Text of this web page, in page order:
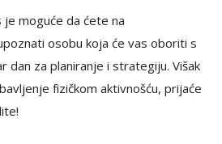
je moguće da ćete na
osobu koja će vas oboriti s
dan za planiranje i strategiju. Višak
fizičkom aktivnošću, prijaće